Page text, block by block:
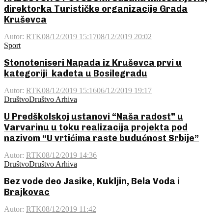
direktorka Turističke organizacije Grada
Kruševca
Autor: RTK08/12/2019 15:1708/12/2019 20:02
Sport
Stonoteniseri Napada iz Kruševca prvi u
kategoriji kadeta u Bosilegradu
Autor: RTK08/12/2019 15:1606/12/2019 19:17
DruštvoDruštvo Arhiva
U Predškolskoj ustanovi “Naša radost” u
Varvarinu u toku realizacija projekta pod
nazivom “U vrtićima raste budućnost Srbije”
Autor: RTK08/12/2019 14:36
DruštvoDruštvo Arhiva
Bez vode deo Jasike, Kukljin, Bela Voda i
Brajkovac
Autor: RTK08/12/2019 11:42